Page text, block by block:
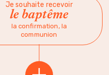
Je souhaite recevoir
le baptême
la confirmation, la
communion